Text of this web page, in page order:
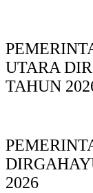
UTARA
TAHUN
2026